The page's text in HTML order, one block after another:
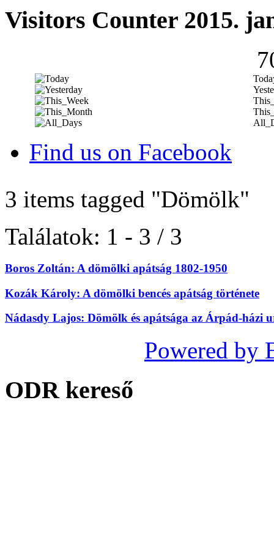
Visitors Counter 2015.
Find us on Facebook
3 items tagged "Dömölk"
Találatok: 1 - 3 / 3
Boros Zoltán: A dömölki apátság 1802-1950
Kozák Károly: A dömölki bencés apátság története
Nádasdy Lajos: Dömölk és apátsága az Árpád-házi
Powered by
ODR kereső